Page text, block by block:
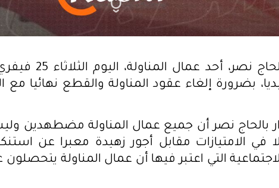
بضرورة إلغاء عقود المناولة والقطع نهائيا مع
بالحاج نصر أن جميع عمال المناولة مضطهدين
في الامتيازات مقابل أجور زهيدة معبرا عن
التي اعتبر فيها أن عمال المناولة